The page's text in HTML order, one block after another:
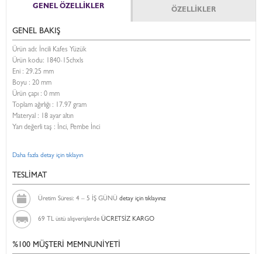
GENEL ÖZELLİKLER ÖZELLİKLER
GENEL BAKIŞ
Ürün adı: İncili Kafes Yüzük
Ürün kodu: 1840-15chxls
Eni : 29.25 mm
Boyu : 20 mm
Ürün çapı : 0 mm
Toplam ağırlığı : 17.97 gram
Materyal : 18 ayar altın
Yarı değerli taş : İnci, Pembe İnci
Daha fazla detay için tıklayın
TESLİMAT
Üretim Süresi: 4 – 5 İŞ GÜNÜ detay için tıklayınız
69 TL üstü alışverişlerde ÜCRETSİZ KARGO
%100 MÜŞTERİ MEMNUNİYETİ